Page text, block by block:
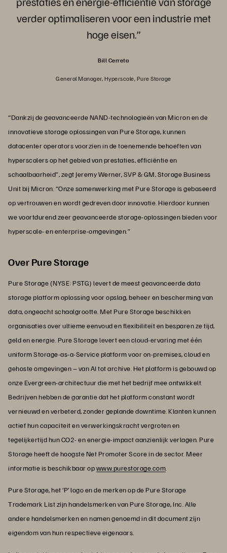
verder optimaliseren voor een industrie met
hoge eisen.”
Bill Cerreta
General Manager, Hyperscale, Pure Storage
“Dankzij de geavanceerde NAND-technologieën van Micron en de
innovatieve storage oplossingen van Pure Storage, kunnen
datacenter operators voorzien in de toenemende behoeften van
hyperscalers op het gebied van prestaties, efficiëntie en
schaalbaarheid”, zegt Jeremy Werner, SVP & GM, Storage Business
Unit bij Micron. “Onze samenwerking met Pure Storage is gebaseerd
op vertrouwen en wordt gedreven door innovatie. Hierdoor kunnen
we voortdurend zeer geavanceerde storage-oplossingen bieden voor
hyperscale- en enterprise-omgevingen.”
Over Pure Storage
Pure Storage (NYSE: PSTG) levert de meest geavanceerde data
storage platform oplossing voor opslag, beheer en bescherming van
data, ongeacht schaalgrootte. Met Pure Storage beschikken
organisaties over ultieme eenvoud en flexibiliteit en besparen ze tijd,
geld en energie. Pure Storage levert een cloud-ervaring met één
uniform Storage-as-a-Service platform voor on-premises, cloud en
gehoste omgevingen – van AI tot archive. Het platform is gebouwd op
onze Evergreen-architectuur die met het bedrijf mee ontwikkelt.
Bedrijven hebben de garantie dat het platform constant wordt
vernieuwd en verbeterd, zonder geplande downtime. Klanten kunnen
actief hun capaciteit en verwerkingskracht vergroten en
tegelijkertijd hun CO2- en energie-impact aanzienlijk verlagen. Pure
Storage heeft de hoogste Net Promoter Score in de sector. Meer
informatie is beschikbaar opwww.purestorage.com
Pure Storage, het ‘P’ logo en de merken op de Pure Storage
Trademark List zijn handelsmerken van Pure Storage, Inc. Alle
andere handelsmerken en namen genoemd in dit document zijn
eigendom van hun respectieve eigenaars.